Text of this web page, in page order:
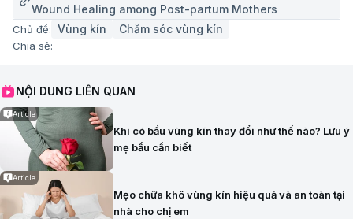
Wound Healing among Post-partum Mothers
Chủ đề: Vùng kín Chăm sóc vùng kín
Chia sẻ:
NỘI DUNG LIÊN QUAN
Article
Khi có bầu vùng kín thay đổi như thế nào? Lưu ý
mẹ bầu cần biết
Article
Mẹo chữa khô vùng kín hiệu quả và an toàn tại
nhà cho chị em